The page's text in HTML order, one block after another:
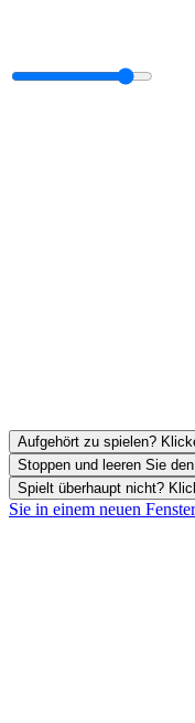
Aufgehört zu spielen?
Stoppen und leeren Sie den
Spielt überhaupt nicht?
Sie in einem neuen Fenster